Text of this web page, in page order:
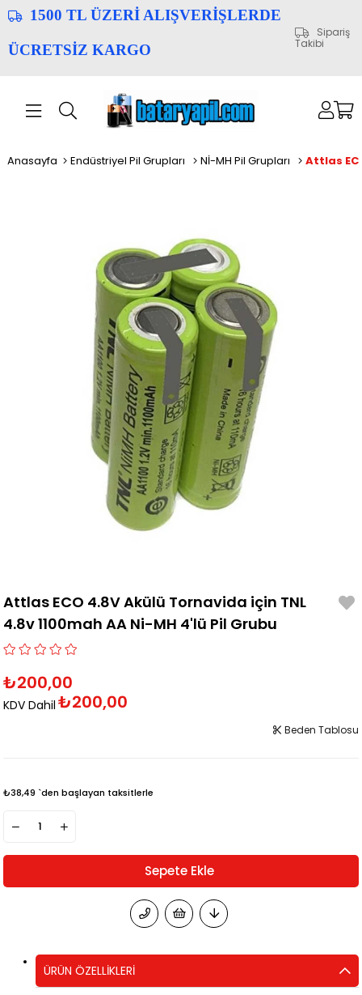
1500 TL ÜZERİ ALIŞVERİŞLERDE
ÜCRETSİZ KARGO
Sipariş
Takibi
Anasayfa Endüstriyel Pil Grupları Nİ-MH Pil Grupları
Attlas ECO 4.8V Akülü Tornavida için TNL
4.8v 1100mah AA Ni-MH 4'lü Pil Grubu
₺200,00
KDV Dahil ₺200,00
Beden Tablosu
₺38,49 `den başlayan taksitlerle
ÜRÜN ÖZELLIKLERI